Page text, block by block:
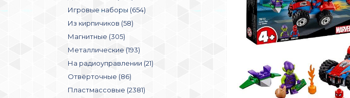
Игровые наборы (654)
Из кирпичиков (58)
Магнитные (305)
Металлические (193)
На радиоуправлении (21)
Отвёрточные (86)
Пластмассовые (2381)